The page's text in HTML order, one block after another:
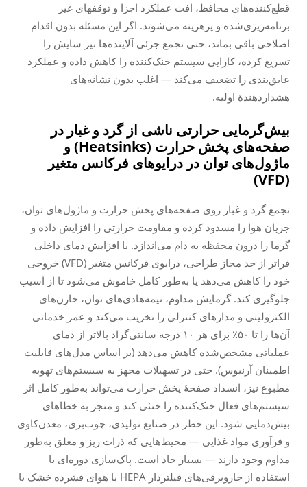
قطع‌کننده‌های محافظ، افت عملکرد اجزا و توقفهای غیر
برنامه‌ریزی‌شده و پرهزینه می‌شوند. اگر این مسئله بدون اقدام
اصلاحی باقی بماند، حتی تجمع جزئی آلاینده‌ها نیز سایش را
تسریع کرده، کارایی سیستم خنک‌کننده را کاهش داده و عملکرد
عایق‌بندی را تضعیف می‌کند — اغلب بدون نشانه‌های
هشداردهندهٔ اولیه.
بیش‌گرمایی حرارتی ناشی از گرد و غبار در
صفحه‌های پخش حرارت (Heatsinks) و
ماژول‌های توان در درایوهای فرکانس متغیر
(VFD)
تجمع گرد و غبار روی صفحه‌های پخش حرارت و ماژول‌های توان،
جریان هوا را مسدود کرده و مقاومت حرارتی را افزایش داده و
گرما را درون محفظه به دام می‌اندازد. با افزایش دمای داخلی
فراتر از حد مجاز طراحی، درایوی فرکانس متغیر (VFD) خروجی
خود را کاهش می‌دهد یا به‌طور کامل خاموش می‌شود تا از آسیب
جلوگیری کند. گرمایش مداوم، نیمه‌هادی‌های توان، خازن‌های
الکترولیتی و مدارهای کنترلی را تخریب می‌کند و عمر خدماتی
آن‌ها را تا ۵۰٪ برای هر ۱۰ درجه سانتی‌گراد بالاتر از دمای
عملیاتی مشخص‌شده کاهش می‌دهد (بر اساس مدل‌های قابلیت
اطمینان آرنیوس). حتی در تسهیلات مجهز به سیستم‌های تهویه
مطبوع نیز، انسداد صفحهٔ پخش حرارت می‌تواند به‌طور کامل اثر
سیستم‌های فعال خنک‌کننده را خنثی کند و منجر به خطاهای
بیش‌دمایی شود. این خطر در صنایع تولیدی، چوب‌بری، معدن‌کاوی
و فرآوری مواد غذایی — محیط‌هایی که ذرات ریز و معلق به‌طور
مداوم وجود دارند — بسیار حاد است. پاک‌سازی دوره‌ای با
استفاده از جاروبرقی‌های فیلتردار HEPA یا هوای فشرده خشک با